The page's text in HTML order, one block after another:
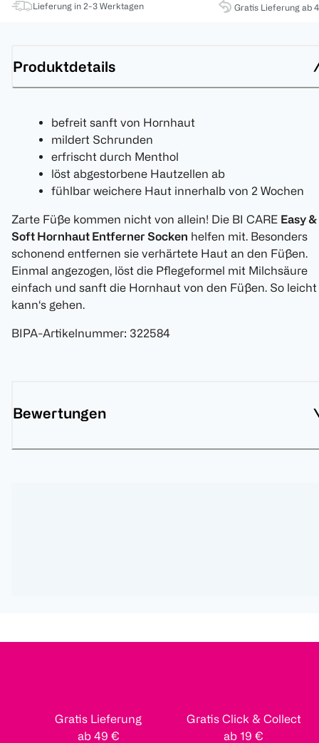
Lieferung in 2-3 Werktagen Gratis Lieferung ab
Produktdetails
befreit sanft von Hornhaut
mildert Schrunden
erfrischt durch Menthol
löst abgestorbene Hautzellen ab
fühlbar weichere Haut innerhalb von 2 Wochen
Zarte Füße kommen nicht von allein! Die BI CARE Easy &
Soft Hornhaut Entferner Socken helfen mit. Besonders
schonend entfernen sie verhärtete Haut an den Füßen.
Einmal angezogen, löst die Pflegeformel mit Milchsäure
einfach und sanft die Hornhaut von den Füßen. So leicht
kann‘s gehen.
BIPA-Artikelnummer: 322584
Bewertungen
Gratis Lieferung
ab 49 €
Gratis Click & Collect
ab 19 €